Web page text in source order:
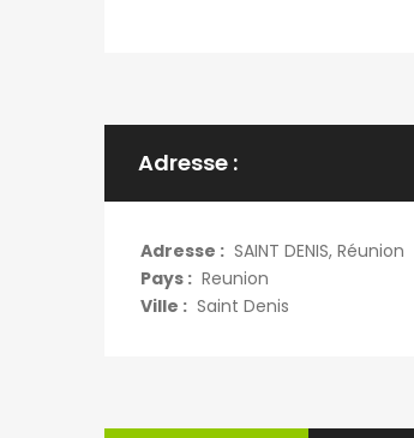
Adresse :
Adresse : SAINT DENIS, Réunion
Pays : Reunion
Ville : Saint Denis